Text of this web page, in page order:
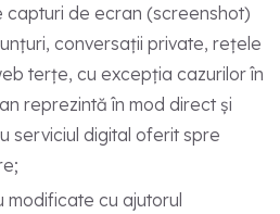
capturi de ecran (screenshot)
conversații private, rețele
terțe, cu excepția cazurilor în
reprezintă în mod direct și
serviciul digital oferit spre
modificate cu ajutorul